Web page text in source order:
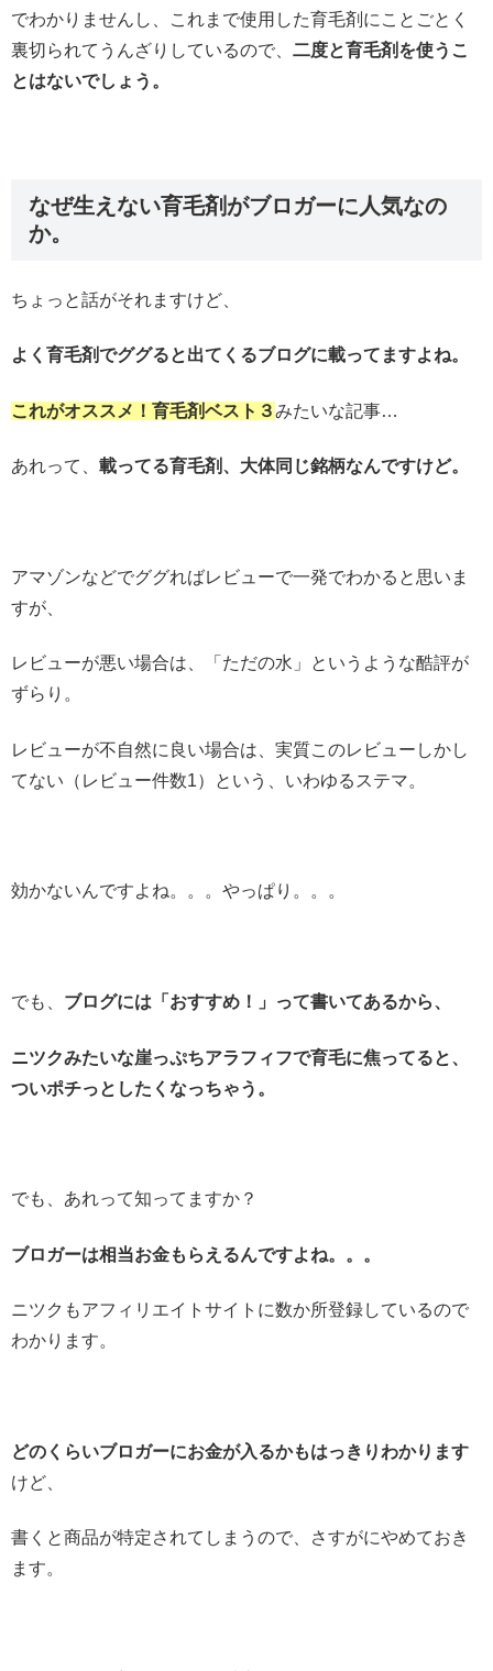
でわかりませんし、これまで使用した育毛剤にことごとく
裏切られてうんざりしているので、 二度と育毛剤を使うこ
とはないでしょう。
なぜ生えない育毛剤がブロガーに人気なの
か。
ちょっと話がそれますけど、
よく育毛剤でググると出てくるブログに載ってますよね。
これがオススメ！育毛剤ベスト３みたいな記事…
あれって、 載ってる育毛剤、大体同じ銘柄なんですけど。
アマゾンなどでググればレビューで一発でわかると思いま
すが、
レビューが悪い場合は、「ただの水」というような酷評が
ずらり。
レビューが不自然に良い場合は、実質このレビューしかし
てない（レビュー件数1）という、いわゆるステマ。
効かないんですよね。。。やっぱり。。。
でも、 ブログには「おすすめ！」って書いてあるから、
ニツクみたいな崖っぷちアラフィフで育毛に焦ってると、
ついポチっとしたくなっちゃう。
でも、あれって知ってますか？
ブロガーは相当お金もらえるんですよね。。。
ニツクもアフィリエイトサイトに数か所登録しているので
わかります。
どのくらいブロガーにお金が入るかもはっきりわかります
けど、
書くと商品が特定されてしまうので、さすがにやめておき
ます。